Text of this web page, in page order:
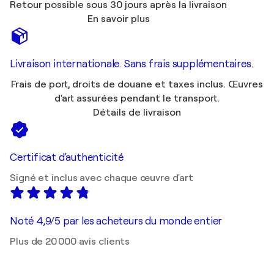
Retour possible sous 30 jours après la livraison
En savoir plus
Livraison internationale. Sans frais supplémentaires.
Frais de port, droits de douane et taxes inclus. Œuvres
d'art assurées pendant le transport.
Détails de livraison
Certificat d'authenticité
Signé et inclus avec chaque œuvre d'art
Noté 4,9/5 par les acheteurs du monde entier
Plus de 20 000 avis clients